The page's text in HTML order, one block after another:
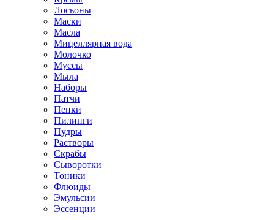
Лосьоны
Маски
Масла
Мицеллярная вода
Молочко
Муссы
Мыла
Наборы
Патчи
Пенки
Пилинги
Пудры
Растворы
Скрабы
Сыворотки
Тоники
Флюиды
Эмульсии
Эссенции